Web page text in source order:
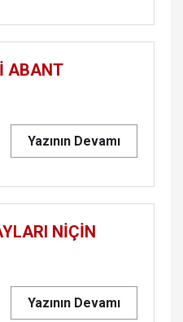
ABANT
Yazının Devamı
NİÇİN
Yazının Devamı